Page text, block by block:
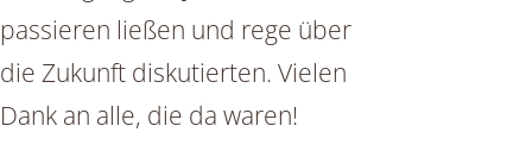
passieren ließen und rege über
die Zukunft diskutierten. Vielen
Dank an alle, die da waren!